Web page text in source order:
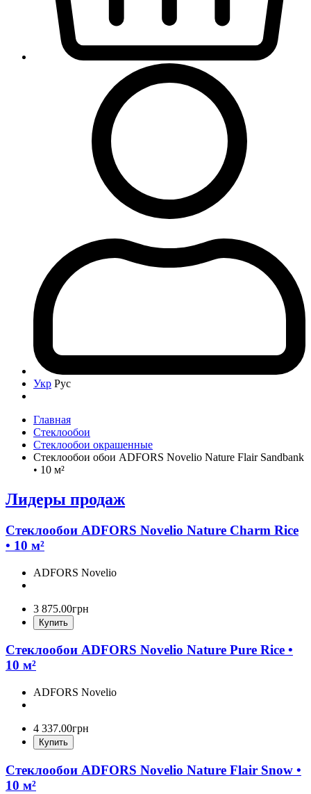
Укр Рус
Главная
Стеклообои
Стеклообои окрашенные
Стеклообои обои ADFORS Novelio Nature Flair Sandbank
• 10 м²
Лидеры продаж
Стеклообои ADFORS Novelio Nature Charm Rice
• 10 м²
ADFORS Novelio
3 875.00грн
Купить
Стеклообои ADFORS Novelio Nature Pure Rice •
10 м²
ADFORS Novelio
4 337.00грн
Купить
Стеклообои ADFORS Novelio Nature Flair Snow •
10 м²